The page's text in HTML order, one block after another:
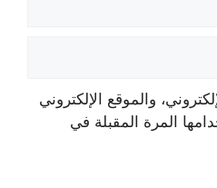
والموقع الإلكتروني
المرة المقبلة في